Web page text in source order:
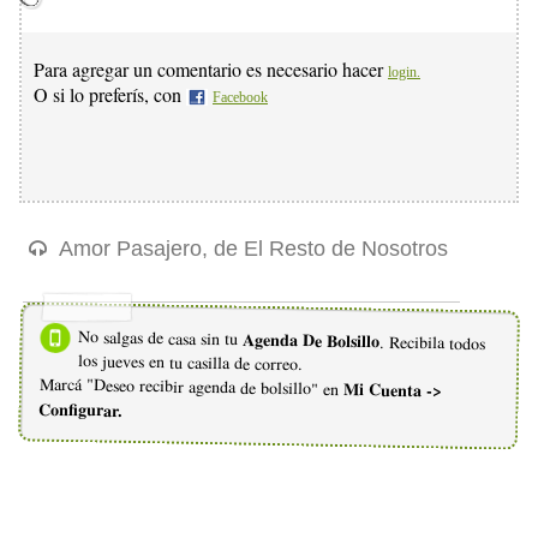
Para agregar un comentario es necesario hacer login.
O si lo preferís, con Facebook
Amor Pasajero, de El Resto de Nosotros
No salgas de casa sin tu Agenda De Bolsillo. Recibila todos
los jueves en tu casilla de correo.
Marcá "Deseo recibir agenda de bolsillo" en Mi Cuenta ->
Configurar.